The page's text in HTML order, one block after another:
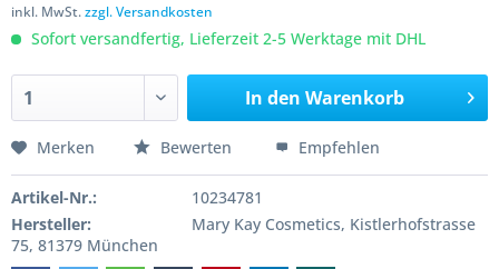
inkl. MwSt.zzgl. Versandkosten
Sofort versandfertig, Lieferzeit 2-5 Werktage mit DHL
In den Warenkorb
Merken Bewerten Empfehlen
Artikel-Nr.:
10234781
Hersteller:
Mary Kay Cosmetics, Kistlerhofstrasse
75, 81379 München